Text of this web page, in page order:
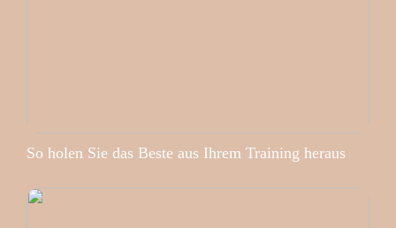
So holen Sie das Beste aus Ihrem Training heraus